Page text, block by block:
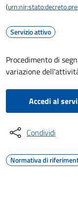
(
Servizio attivo
Procedimento di
variazione
Accedi al
Condividi
Normativa di